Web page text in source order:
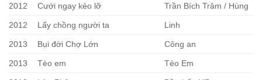
2012 Cưới ngay kẻo lỡ Trần Bích Trâm / Hùng
2012 Lấy chồng người ta Linh
2013 Bụi đời Chợ Lớn Công an
2013 Tèo em Tèo Em